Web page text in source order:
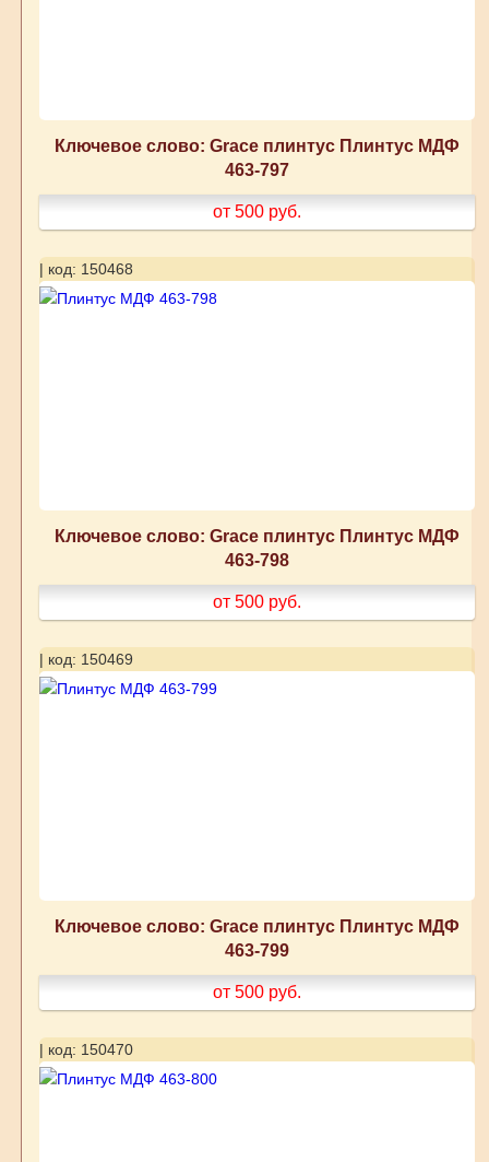
Ключевое слово: Grace плинтус Плинтус МДФ
463-797
от 500 руб.
| код: 150468
Ключевое слово: Grace плинтус Плинтус МДФ
463-798
от 500 руб.
| код: 150469
Ключевое слово: Grace плинтус Плинтус МДФ
463-799
от 500 руб.
| код: 150470